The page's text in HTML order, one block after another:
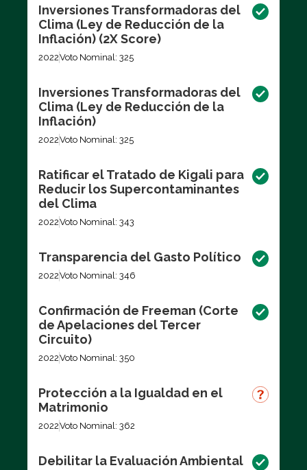
Inversiones Transformadoras del
Clima (Ley de Reducción de la
Inflación) (2X Score)
2022Voto Nominal: 325
Inversiones Transformadoras del
Clima (Ley de Reducción de la
Inflación)
2022Voto Nominal: 325
Ratificar el Tratado de Kigali para
Reducir los Supercontaminantes
del Clima
2022Voto Nominal: 343
Transparencia del Gasto Político
2022Voto Nominal: 346
Confirmación de Freeman (Corte
de Apelaciones del Tercer
Circuito)
2022Voto Nominal: 350
Protección a la Igualdad en el
Matrimonio
2022Voto Nominal: 362
Debilitar la Evaluación Ambiental